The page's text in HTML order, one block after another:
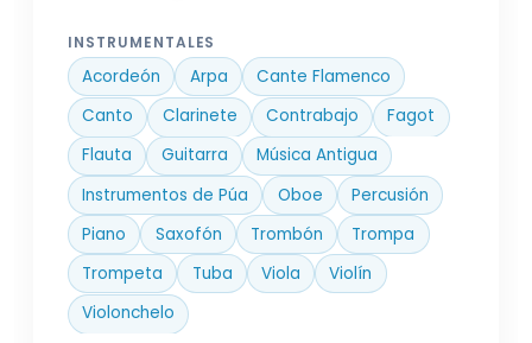
INSTRUMENTALES
Acordeón Arpa
Cante Flamenco
Canto
Clarinete Contrabajo
Fagot
Flauta
Guitarra
Música Antigua
Instrumentos de Púa
Oboe
Percusión
Piano
Saxofón Trombón
Trompa
Trompeta
Tuba Viola
Violín
Violonchelo